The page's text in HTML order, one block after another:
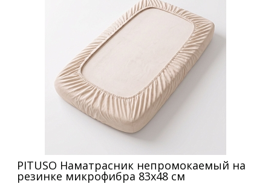
PITUSO Наматрасник непромокаемый на
резинке микрофибра 83х48 см